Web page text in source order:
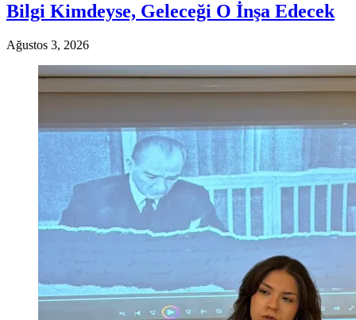
Bilgi Kimdeyse, Geleceği O İnşa Edecek
Ağustos 3, 2026